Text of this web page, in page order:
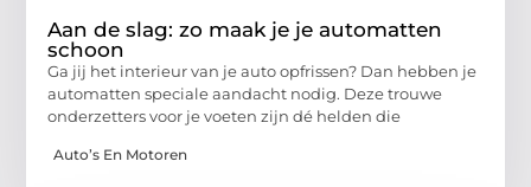
Aan de slag: zo maak je je automatten
schoon
Ga jij het interieur van je auto opfrissen? Dan hebben je
automatten speciale aandacht nodig. Deze trouwe
onderzetters voor je voeten zijn dé helden die
Auto’s En Motoren